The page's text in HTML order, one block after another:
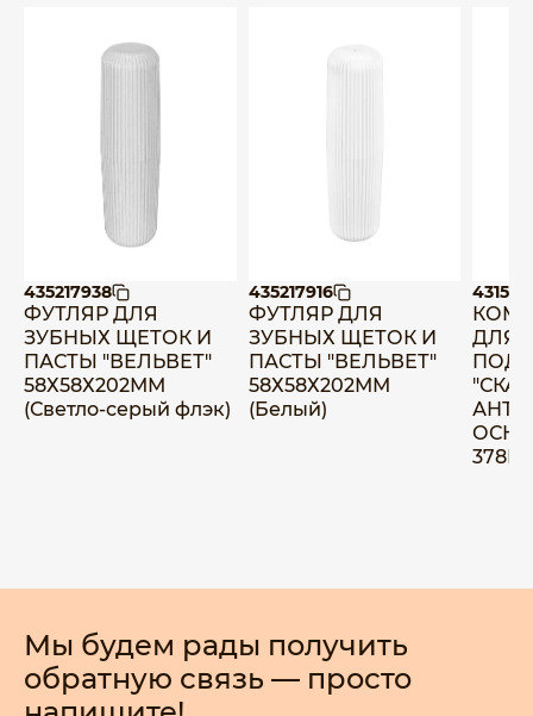
435217938
ФУТЛЯР ДЛЯ
ЗУБНЫХ ЩЕТОК И
ПАСТЫ "ВЕЛЬВЕТ"
58Х58Х202ММ
(Светло-серый флэк)
435217916
ФУТЛЯР ДЛЯ
ЗУБНЫХ ЩЕТОК И
ПАСТЫ "ВЕЛЬВЕТ"
58Х58Х202ММ
(Белый)
ДЛЯ
Мы будем рады получить
обратную связь — просто